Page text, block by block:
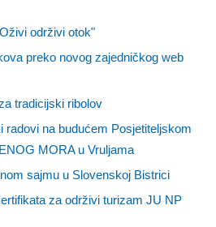
održivi otok"
preko novog zajedničkog web
tradicijski ribolov
radovi na budućem Posjetiteljskom
MORA u Vruljama
sajmu u Slovenskoj Bistrici
za održivi turizam JU NP